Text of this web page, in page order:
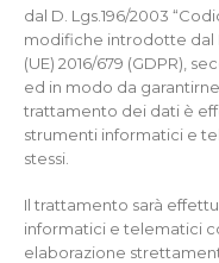
dal D. Lgs.196/2003
modifiche introdotte dal
(UE) 2016/679 (GDPR),
ed in modo da
trattamento dei dati è
strumenti informatici e
stessi.
Il trattamento sarà
informatici e telematici
elaborazione